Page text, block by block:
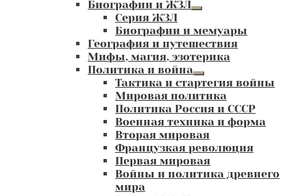
Биографии и ЖЗЛ
Развернутое
меню
Серия ЖЗЛ
Биографии и мемуары
География и путешествия
Мифы, магия, эзотерика
Политика и война
Развернутое
вложенное
меню
Тактика и стартегия войны
Мировая политика
Политика Россия и СССР
Военная техника и форма
Вторая мировая
Французкая революция
Первая мировая
Войны и политика древнего
мира